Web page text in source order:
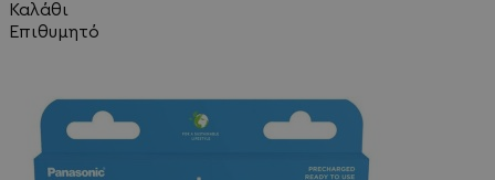
Καλάθι
Επιθυμητό